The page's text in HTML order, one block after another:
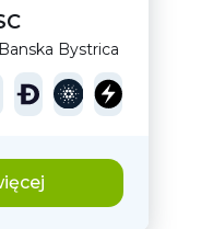
Bystrica